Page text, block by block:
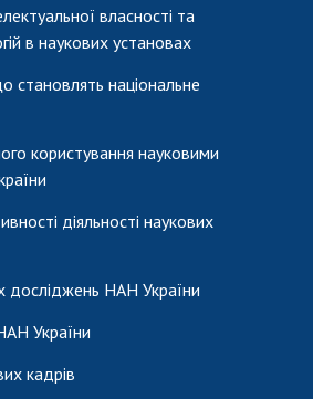
власності та
в наукових установах
становлять національне
користування науковими
діяльності наукових
досліджень НАН України
України
кадрів